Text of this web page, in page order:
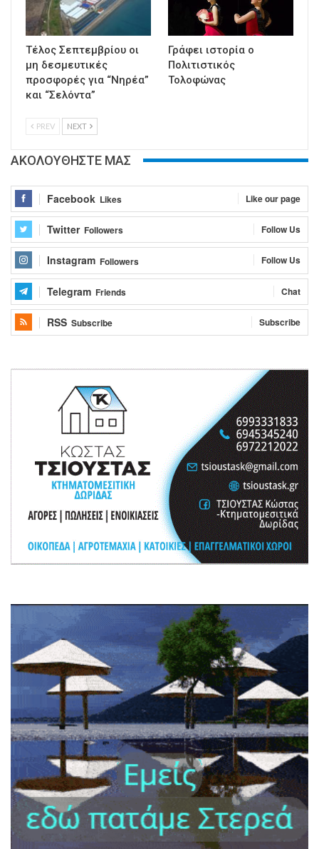
Τέλος Σεπτεμβρίου οι
μη δεσμευτικές
προσφορές για “Νηρέα”
και “Σελόντα”
Γράφει ιστορία ο
Πολιτιστικός
Τολοφώνας
PREV NEXT
ΑΚΟΛΟΥΘΗΣΤΕ ΜΑΣ
Facebook Likes Like our page
Twitter Followers Follow Us
Instagram Followers Follow Us
Telegram Friends Chat
RSS Subscribe Subscribe